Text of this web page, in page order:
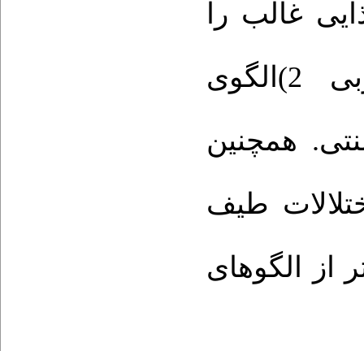
غالب را
2)الگوی
سنتی. همچنین
طیف
از الگوهای